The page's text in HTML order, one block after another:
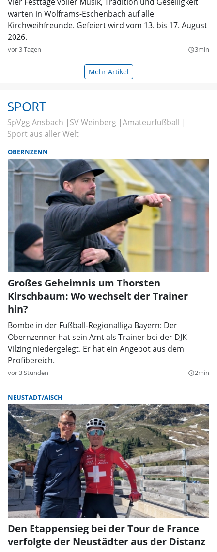
warten in Wolframs-Eschenbach auf alle
Kirchweihfreunde. Gefeiert wird vom 13. bis 17. August
2026.
vor 3 Tagen query_builder3min
Mehr Artikel
SPORT
SpVgg Ansbach SV Weinberg Amateurfußball
Sport aus aller Welt
OBERNZENN
Großes Geheimnis um Thorsten
Kirschbaum: Wo wechselt der Trainer
hin?
Bombe in der Fußball-Regionalliga Bayern: Der
Obernzenner hat sein Amt als Trainer bei der DJK
Vilzing niedergelegt. Er hat ein Angebot aus dem
Profibereich.
vor 3 Stunden query_builder2min
NEUSTADT/AISCH
Den Etappensieg bei der Tour de France
verfolgte der Neustädter aus der Distanz